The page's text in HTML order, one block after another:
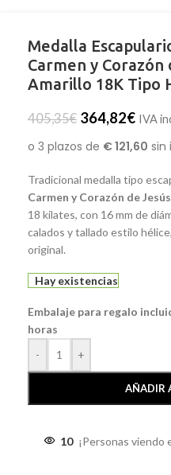
Medalla
Carmen y Corazón
Amarillo 18K Tipo
405,35€ 364,82€ IVA
Tradicional medalla tipo
Carmen y Corazón de Jesús
18 kilates, con 16 mm de
calados y tallado estilo
original.
Hay existencias
Embalaje para regalo
horas
-
+
AÑADIR
10 ¡Personas